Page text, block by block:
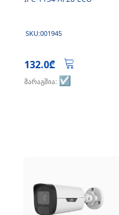
SKU:001945
132.0₾
მარაგშია: ☑️